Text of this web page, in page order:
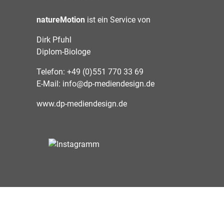
natureMotion ist ein Service von
Dirk Pfuhl
Diplom-Biologe
Telefon: +49 (0)551 770 33 69
E-Mail: info@dp-mediendesign.de
www.dp-mediendesign.de